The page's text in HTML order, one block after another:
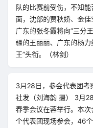
队的比赛前受伤，不知
面，沈部的贾秋娇、金佳
广东的张冬霞将向“三分
疆的王丽丽、广东的杨
王”头衔。（林剑）
3月28日，参会代表团考
社发（刘海韵 摄） 3月
春季会议在蓉举行。本
个代表团现场参会，46